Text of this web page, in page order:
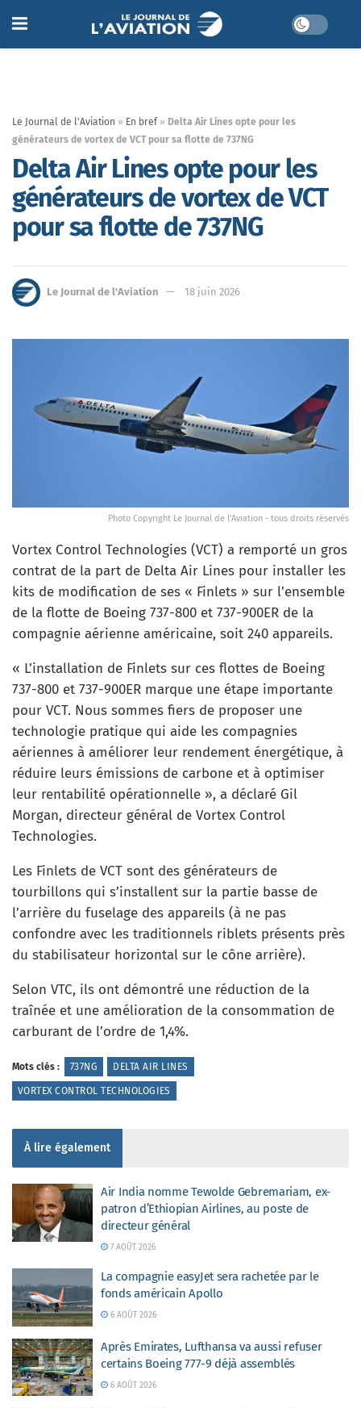
Le Journal de l'Aviation » En bref » Delta Air Lines opte pour les
générateurs de vortex de VCT pour sa flotte de 737NG
Delta Air Lines opte pour les
générateurs de vortex de VCT
pour sa flotte de 737NG
Le Journal de l'Aviation 18 juin 2026
Photo Copyright Le Journal de l'Aviation - tous droits réservés
Vortex Control Technologies (VCT) a remporté un gros
contrat de la part de Delta Air Lines pour installer les
kits de modification de ses « Finlets » sur l’ensemble
de la flotte de Boeing 737-800 et 737-900ER de la
compagnie aérienne américaine, soit 240 appareils.
« L’installation de Finlets sur ces flottes de Boeing
737-800 et 737-900ER marque une étape importante
pour VCT. Nous sommes fiers de proposer une
technologie pratique qui aide les compagnies
aériennes à améliorer leur rendement énergétique, à
réduire leurs émissions de carbone et à optimiser
leur rentabilité opérationnelle », a déclaré Gil
Morgan, directeur général de Vortex Control
Technologies.
Les Finlets de VCT sont des générateurs de
tourbillons qui s’installent sur la partie basse de
l’arrière du fuselage des appareils (à ne pas
confondre avec les traditionnels riblets présents près
du stabilisateur horizontal sur le cône arrière).
Selon VTC, ils ont démontré une réduction de la
traînée et une amélioration de la consommation de
carburant de l’ordre de 1,4%.
Mots clés : 737NG DELTA AIR LINES
VORTEX CONTROL TECHNOLOGIES
À lire également
Air India nomme Tewolde Gebremariam, ex-
patron d’Ethiopian Airlines, au poste de
directeur général
7 AOÛT 2026
La compagnie easyJet sera rachetée par le
fonds américain Apollo
6 AOÛT 2026
Après Emirates, Lufthansa va aussi refuser
certains Boeing 777-9 déjà assemblés
6 AOÛT 2026